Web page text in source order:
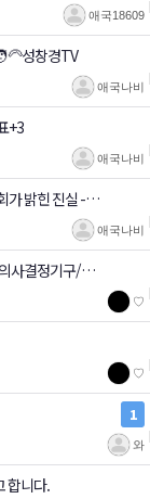
애국18609
성창경TV
애국나비
+3
애국나비
가 밝힌 진실 -⛑️
애국나비
사결정기구/국
사회수석에
♡
♡
1
와
합니다.